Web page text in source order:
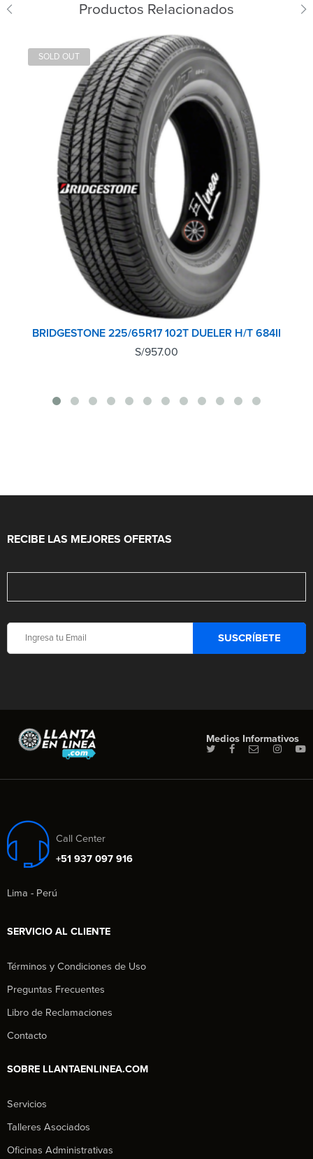
Productos Relacionados
SOLD OUT
BRIDGESTONE 225/65R17 102T DUELER H/T 684II
S/957.00
RECIBE LAS MEJORES OFERTAS
Medios Informativos
Call Center
+51 937 097 916
Lima - Perú
SERVICIO AL CLIENTE
Términos y Condiciones de Uso
Preguntas Frecuentes
Libro de Reclamaciones
Contacto
SOBRE LLANTAENLINEA.COM
Servicios
Talleres Asociados
Oficinas Administrativas